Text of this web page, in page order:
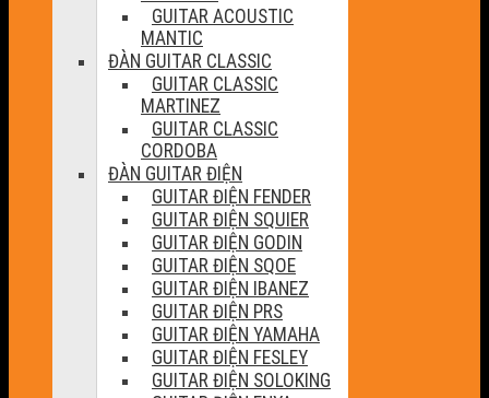
GUITAR ACOUSTIC
MANTIC
ĐÀN GUITAR CLASSIC
GUITAR CLASSIC
MARTINEZ
GUITAR CLASSIC
CORDOBA
ĐÀN GUITAR ĐIỆN
GUITAR ĐIỆN FENDER
GUITAR ĐIỆN SQUIER
GUITAR ĐIỆN GODIN
GUITAR ĐIỆN SQOE
GUITAR ĐIỆN IBANEZ
GUITAR ĐIỆN PRS
GUITAR ĐIỆN YAMAHA
GUITAR ĐIỆN FESLEY
GUITAR ĐIỆN SOLOKING